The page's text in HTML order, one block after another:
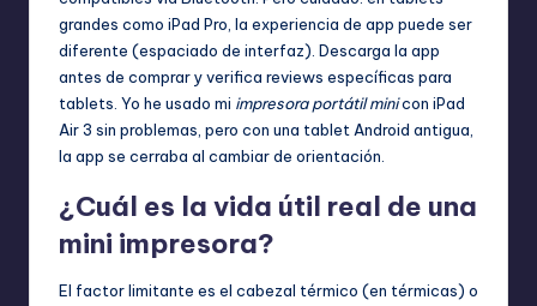
grandes como iPad Pro, la experiencia de app puede ser
diferente (espaciado de interfaz). Descarga la app
antes de comprar y verifica reviews específicas para
tablets. Yo he usado mi impresora portátil minicon iPad
Air 3 sin problemas, pero con una tablet Android antigua,
la app se cerraba al cambiar de orientación.
¿Cuál es la vida útil real de una
mini impresora?
El factor limitante es el cabezal térmico (en térmicas) o